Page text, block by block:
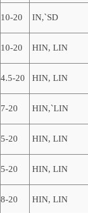
10-20 IN,`SD
10-20 HIN, LIN
4.5-20 HIN, LIN
7-20 HIN,`LIN
5-20 HIN, LIN
5-20 HIN, LIN
8-20 HIN, LIN